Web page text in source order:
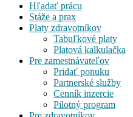
Hľadať prácu
Stáže a prax
Platy zdravotníkov
Tabuľkové platy
Platová kalkulačka
Pre zamestnávateľov
Pridať ponuku
Partnerské služby
Cenník inzercie
Pilotný program